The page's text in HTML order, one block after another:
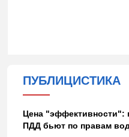
ПУБЛИЦИСТИКА
Цена "эффективности":
ПДД бьют по правам